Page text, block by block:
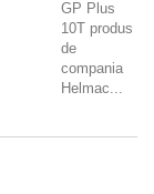
GP Plus
10T produs
de
compania
Helmac...